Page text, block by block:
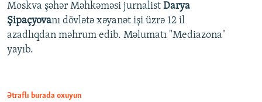
Moskva şəhər Məhkəməsi jurnalist Darya
Şipaçyovanı dövlətə xəyanət işi üzrə 12 il
azadlıqdan məhrum edib. Məlumatı "Mediazona"
yayıb.
Ətraflı burada oxuyun